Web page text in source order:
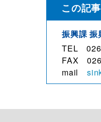
この記
振興課 振
TEL
FAX
mail